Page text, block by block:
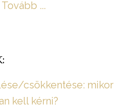
Tovább ...
csökkentése: mikor
kell kérni?